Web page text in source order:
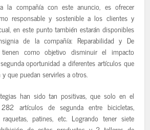
la compañía con este anuncio, es ofrecer
responsable y sostenible a los clientes y
en este punto también estarán disponibles
de la compañía: Reparabilidad y De
como objetivo disminuir el impacto
oportunidad a diferentes artículos que
que puedan servirles a otros.
han sido tan positivas, que solo en el
artículos de segunda entre bicicletas,
patines, etc. Logrando tener siete